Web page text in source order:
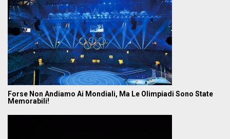
Forse Non Andiamo Ai Mondiali, Ma Le Olimpiadi Sono State
Memorabili!